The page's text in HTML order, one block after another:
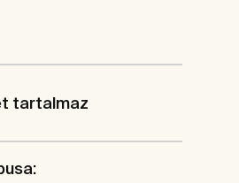
tartalmaz